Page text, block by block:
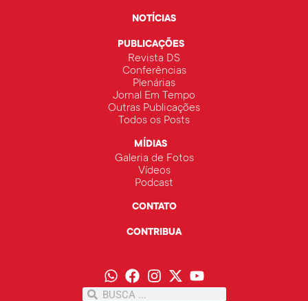
NOTÍCIAS
PUBLICAÇÕES
Revista DS
Conferências
Plenárias
Jornal Em Tempo
Outras Publicações
Todos os Posts
MÍDIAS
Galeria de Fotos
Vídeos
Podcast
CONTATO
CONTRIBUA